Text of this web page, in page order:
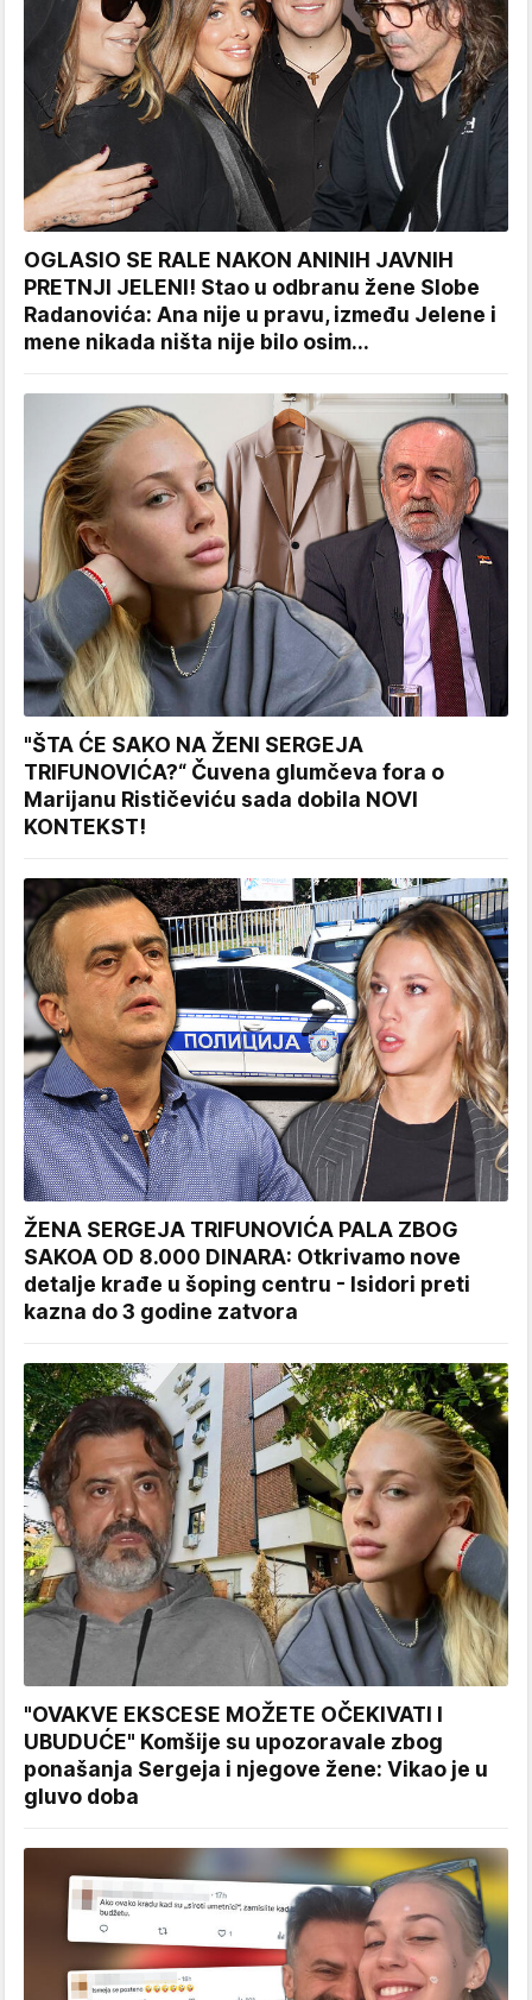
OGLASIO SE RALE NAKON ANINIH JAVNIH
PRETNJI JELENI! Stao u odbranu žene Slobe
Radanovića: Ana nije u pravu, između Jelene i
mene nikada ništa nije bilo osim...
"ŠTA ĆE SAKO NA ŽENI SERGEJA
TRIFUNOVIĆA?“ Čuvena glumčeva fora o
Marijanu Rističeviću sada dobila NOVI
KONTEKST!
ŽENA SERGEJA TRIFUNOVIĆA PALA ZBOG
SAKOA OD 8.000 DINARA: Otkrivamo nove
detalje krađe u šoping centru - Isidori preti
kazna do 3 godine zatvora
"OVAKVE EKSCESE MOŽETE OČEKIVATI I
UBUDUĆE" Komšije su upozoravale zbog
ponašanja Sergeja i njegove žene: Vikao je u
gluvo doba